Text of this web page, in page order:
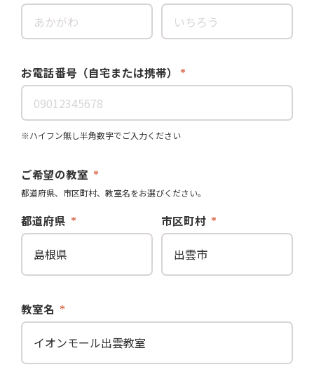
お電話番号（自宅または携帯）
※ハイフン無し半角数字でご入力ください
ご希望の教室
都道府県、市区町村、教室名をお選びください。
都道府県 市区町村
教室名